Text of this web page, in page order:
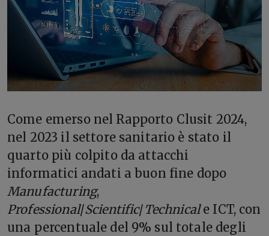
Come emerso nel Rapporto Clusit 2024,
nel 2023 il settore sanitario è stato il
quarto più colpito da attacchi
informatici andati a buon fine dopo
Manufacturing,
Professional/Scientific/ Technicale ICT, con
una percentuale del 9% sul totale degli